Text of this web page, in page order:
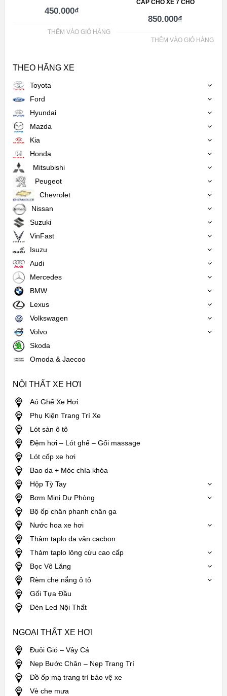
450.000₫
THÊM VÀO GIỎ HÀNG
CẤP CHO XE 7 CHỖ
850.000₫
THÊM VÀO GIỎ HÀNG
THEO HÃNG XE
Toyota
Ford
Hyundai
Mazda
Kia
Honda
Mitsubishi
Peugeot
Chevrolet
Nissan
Suzuki
VinFast
Isuzu
Audi
Mercedes
BMW
Lexus
Volkswagen
Volvo
Skoda
Omoda & Jaecoo
NỘI THẤT XE HƠI
Aó Ghế Xe Hơi
Phụ Kiện Trang Trí Xe
Lót sàn ô tô
Đệm hơi – Lót ghế – Gối massage
Lót cốp xe hơi
Bao da + Móc chìa khóa
Hộp Tỳ Tay
Bơm Mini Dự Phòng
Bộ ốp chân phanh chân ga
Nước hoa xe hơi
Thảm taplo da vân cacbon
Thảm taplo lông cừu cao cấp
Bọc Vô Lăng
Rèm che nắng ô tô
Gối Tựa Đầu
Đèn Led Nội Thất
NGOẠI THẤT XE HƠI
Đuôi Gió – Vây Cá
Nẹp Bước Chân – Nẹp Trang Trí
Đồ ốp mạ trang trí bảo vệ xe
Vè che mưa